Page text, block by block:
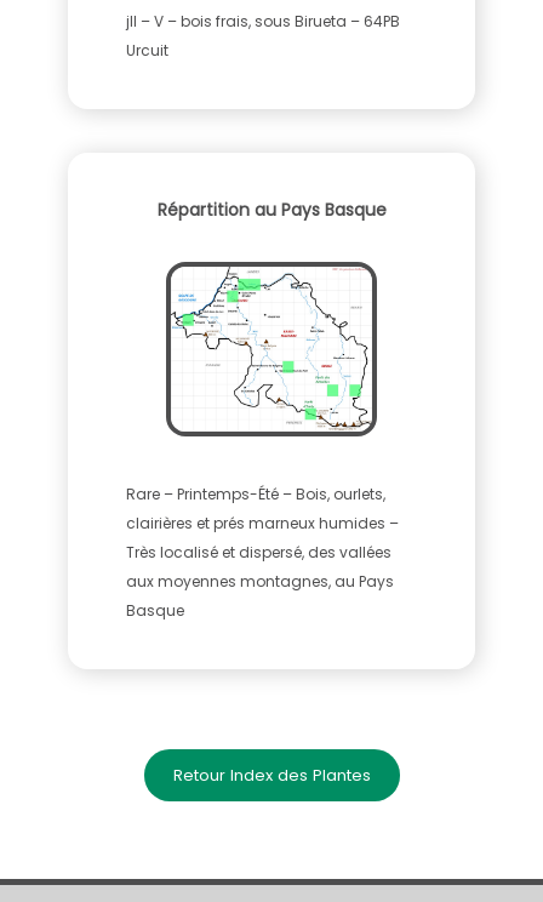
jll – V – bois frais, sous Birueta – 64PB
Urcuit
Répartition au Pays Basque
Rare – Printemps-Été – Bois, ourlets,
clairières et prés marneux humides –
Très localisé et dispersé, des vallées
aux moyennes montagnes, au Pays
Basque
Retour Index des Plantes